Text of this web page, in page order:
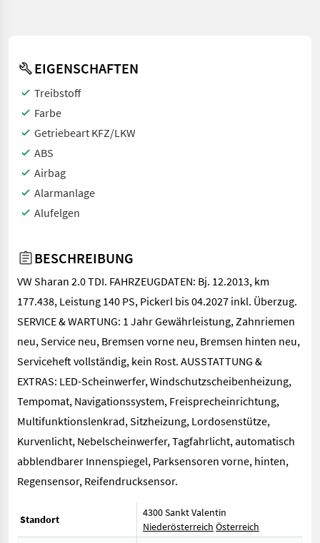
EIGENSCHAFTEN
Treibstoff
Farbe
Getriebeart KFZ/LKW
ABS
Airbag
Alarmanlage
Alufelgen
BESCHREIBUNG
VW Sharan 2.0 TDI. FAHRZEUGDATEN: Bj. 12.2013, km
177.438, Leistung 140 PS, Pickerl bis 04.2027 inkl. Überzug.
SERVICE & WARTUNG: 1 Jahr Gewährleistung, Zahnriemen
neu, Service neu, Bremsen vorne neu, Bremsen hinten neu,
Serviceheft vollständig, kein Rost. AUSSTATTUNG &
EXTRAS: LED-Scheinwerfer, Windschutzscheibenheizung,
Tempomat, Navigationssystem, Freisprecheinrichtung,
Multifunktionslenkrad, Sitzheizung, Lordosenstütze,
Kurvenlicht, Nebelscheinwerfer, Tagfahrlicht, automatisch
abblendbarer Innenspiegel, Parksensoren vorne, hinten,
Regensensor, Reifendrucksensor.
Standort
4300 Sankt Valentin
Niederösterreich Österreich